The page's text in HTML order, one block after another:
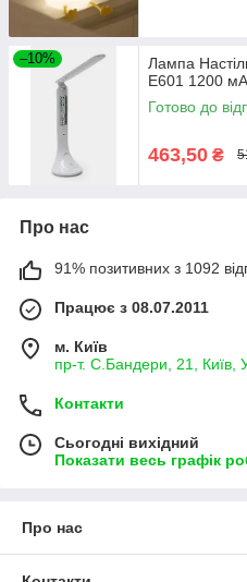
–10%
Лампа
E601 1200
Готово до
463,50 ₴
Про нас
91% позитивних з 1092
Працює з 08.07.2011
м. Київ
пр-т. С.Бандери, 21, Київ,
Контакти
Сьогодні вихідний
Показати весь графік
Про нас